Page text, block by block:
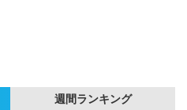
週間ランキング